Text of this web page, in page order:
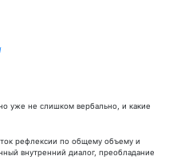
уже не слишком вербально, и какие
рефлексии по общему объему и
внутренний диалог, преобладание